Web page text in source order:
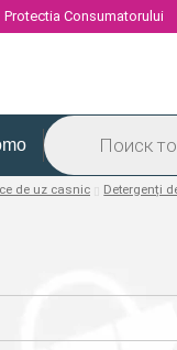
Protectia Consumatorului
Products
search
de uz casnic Detergenți